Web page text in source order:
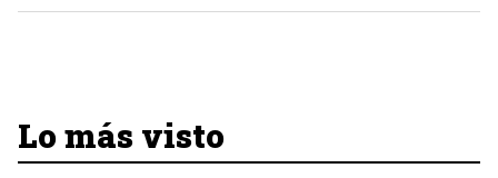
Lo más visto